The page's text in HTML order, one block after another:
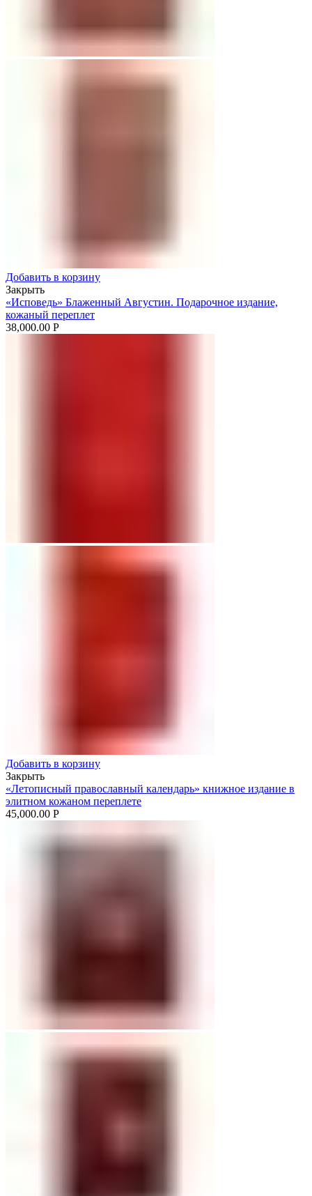
Добавить в корзину
Закрыть
«Исповедь» Блаженный Августин. Подарочное издание,
кожаный переплет
38,000.00 Р
Добавить в корзину
Закрыть
«Летописный православный календарь» книжное издание в
элитном кожаном переплете
45,000.00 Р